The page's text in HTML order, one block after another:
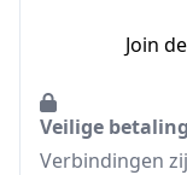
Join
Veilige betaling
Verbindingen